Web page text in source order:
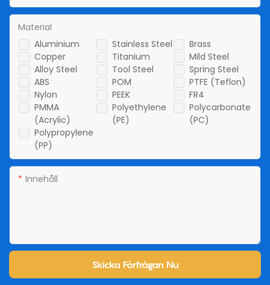
Aluminium Stainless Steel
Brass
Copper
Titanium
Mild Steel
Alloy Steel
Tool Steel
Spring Steel
ABS
POM
PTFE (Teflon)
Nylon
PEEK
FR4
PMMA
(Acrylic)
Polyethylene
(PE)
Polycarbonate
(PC)
Polypropylene
(PP)
Material
Innehåll
Skicka Förfrågan Nu